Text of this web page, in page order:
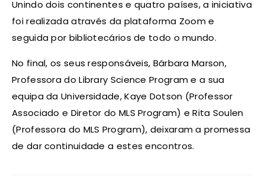
Unindo dois continentes e quatro países, a iniciativa
foi realizada através da plataforma Zoom e
seguida por bibliotecários de todo o mundo.
No final, os seus responsáveis, Bárbara Marson,
Professora do Library Science Program e a sua
equipa da Universidade, Kaye Dotson (Professor
Associado e Diretor do MLS Program) e Rita Soulen
(Professora do MLS Program), deixaram a promessa
de dar continuidade a estes encontros.